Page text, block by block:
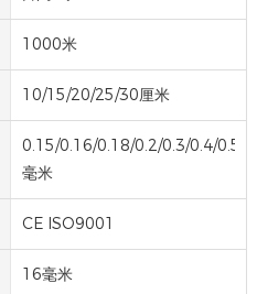
1000米
10/15/20/25/30厘米
0.15/0.16/0.18/0.2/0.3/0.4/0.5
毫米
CE ISO9001
16毫米